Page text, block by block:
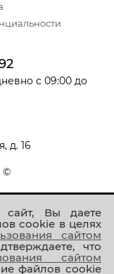
сайт, Вы даете
cookie в целях
сайтом
что
сайтом
файлов cookie
с 09:00 до
д. 16
©